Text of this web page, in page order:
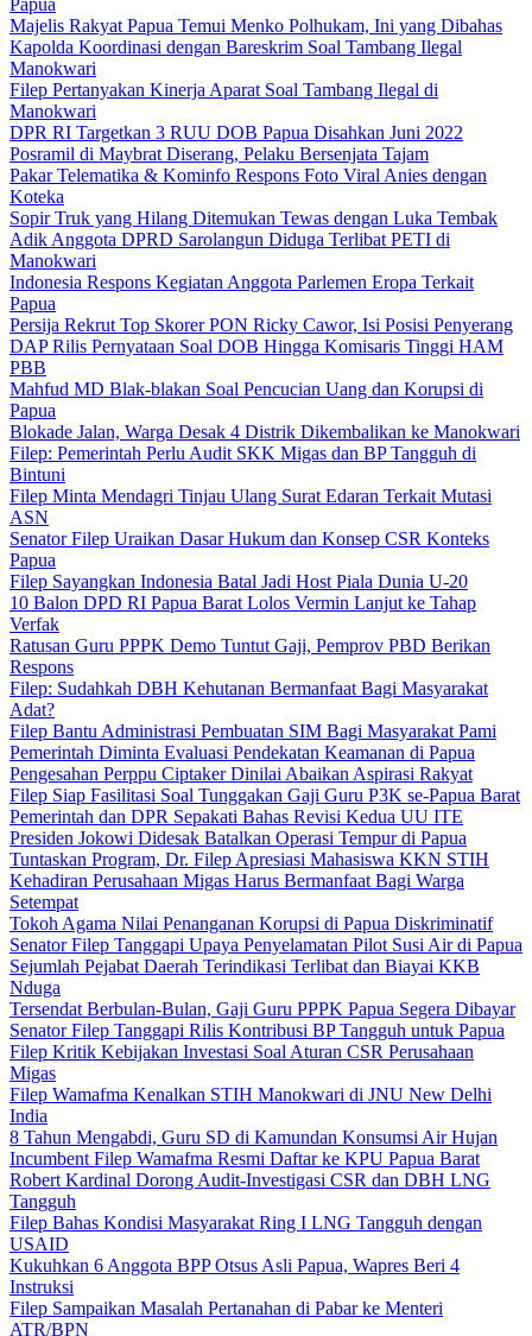
Papua
Majelis Rakyat Papua Temui Menko Polhukam, Ini yang Dibahas
Kapolda Koordinasi dengan Bareskrim Soal Tambang Ilegal
Manokwari
Filep Pertanyakan Kinerja Aparat Soal Tambang Ilegal di
Manokwari
DPR RI Targetkan 3 RUU DOB Papua Disahkan Juni 2022
Posramil di Maybrat Diserang, Pelaku Bersenjata Tajam
Pakar Telematika & Kominfo Respons Foto Viral Anies dengan
Koteka
Sopir Truk yang Hilang Ditemukan Tewas dengan Luka Tembak
Adik Anggota DPRD Sarolangun Diduga Terlibat PETI di
Manokwari
Indonesia Respons Kegiatan Anggota Parlemen Eropa Terkait
Papua
Persija Rekrut Top Skorer PON Ricky Cawor, Isi Posisi Penyerang
DAP Rilis Pernyataan Soal DOB Hingga Komisaris Tinggi HAM
PBB
Mahfud MD Blak-blakan Soal Pencucian Uang dan Korupsi di
Papua
Blokade Jalan, Warga Desak 4 Distrik Dikembalikan ke Manokwari
Filep: Pemerintah Perlu Audit SKK Migas dan BP Tangguh di
Bintuni
Filep Minta Mendagri Tinjau Ulang Surat Edaran Terkait Mutasi
ASN
Senator Filep Uraikan Dasar Hukum dan Konsep CSR Konteks
Papua
Filep Sayangkan Indonesia Batal Jadi Host Piala Dunia U-20
10 Balon DPD RI Papua Barat Lolos Vermin Lanjut ke Tahap
Verfak
Ratusan Guru PPPK Demo Tuntut Gaji, Pemprov PBD Berikan
Respons
Filep: Sudahkah DBH Kehutanan Bermanfaat Bagi Masyarakat
Adat?
Filep Bantu Administrasi Pembuatan SIM Bagi Masyarakat Pami
Pemerintah Diminta Evaluasi Pendekatan Keamanan di Papua
Pengesahan Perppu Ciptaker Dinilai Abaikan Aspirasi Rakyat
Filep Siap Fasilitasi Soal Tunggakan Gaji Guru P3K se-Papua Barat
Pemerintah dan DPR Sepakati Bahas Revisi Kedua UU ITE
Presiden Jokowi Didesak Batalkan Operasi Tempur di Papua
Tuntaskan Program, Dr. Filep Apresiasi Mahasiswa KKN STIH
Kehadiran Perusahaan Migas Harus Bermanfaat Bagi Warga
Setempat
Tokoh Agama Nilai Penanganan Korupsi di Papua Diskriminatif
Senator Filep Tanggapi Upaya Penyelamatan Pilot Susi Air di Papua
Sejumlah Pejabat Daerah Terindikasi Terlibat dan Biayai KKB
Nduga
Tersendat Berbulan-Bulan, Gaji Guru PPPK Papua Segera Dibayar
Senator Filep Tanggapi Rilis Kontribusi BP Tangguh untuk Papua
Filep Kritik Kebijakan Investasi Soal Aturan CSR Perusahaan
Migas
Filep Wamafma Kenalkan STIH Manokwari di JNU New Delhi
India
8 Tahun Mengabdi, Guru SD di Kamundan Konsumsi Air Hujan
Incumbent Filep Wamafma Resmi Daftar ke KPU Papua Barat
Robert Kardinal Dorong Audit-Investigasi CSR dan DBH LNG
Tangguh
Filep Bahas Kondisi Masyarakat Ring I LNG Tangguh dengan
USAID
Kukuhkan 6 Anggota BPP Otsus Asli Papua, Wapres Beri 4
Instruksi
Filep Sampaikan Masalah Pertanahan di Pabar ke Menteri
ATR/BPN